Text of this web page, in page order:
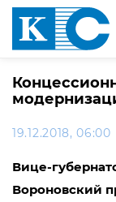
19.12.2018, 06:00
Вице-
Вороновский